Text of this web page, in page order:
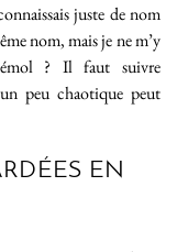
juste de nom
nom, mais je ne m’y
? Il faut suivre
peu chaotique peut
EN